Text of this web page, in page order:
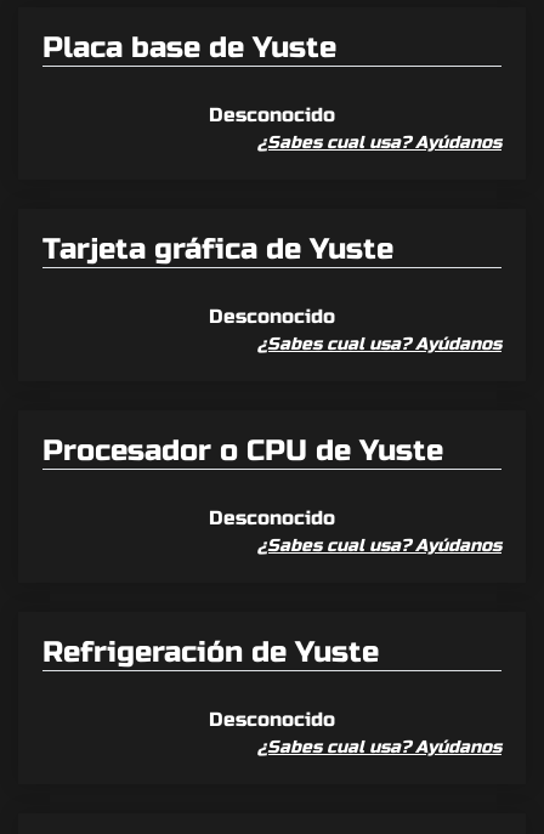
Placa base de Yuste
Desconocido
¿Sabes cual usa? Ayúdanos
Tarjeta gráfica de Yuste
Desconocido
¿Sabes cual usa? Ayúdanos
Procesador o CPU de Yuste
Desconocido
¿Sabes cual usa? Ayúdanos
Refrigeración de Yuste
Desconocido
¿Sabes cual usa? Ayúdanos